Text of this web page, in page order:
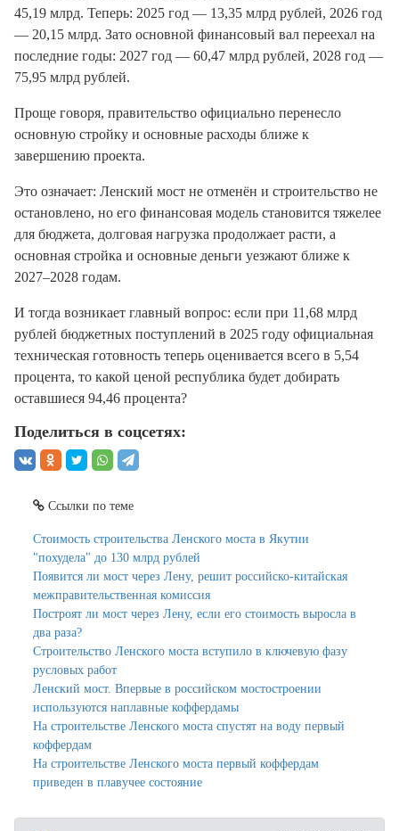
45,19 млрд. Теперь: 2025 год — 13,35 млрд рублей, 2026 год
— 20,15 млрд. Зато основной финансовый вал переехал на
последние годы: 2027 год — 60,47 млрд рублей, 2028 год —
75,95 млрд рублей.
Проще говоря, правительство официально перенесло
основную стройку и основные расходы ближе к
завершению проекта.
Это означает: Ленский мост не отменён и строительство не
остановлено, но его финансовая модель становится тяжелее
для бюджета, долговая нагрузка продолжает расти, а
основная стройка и основные деньги уезжают ближе к
2027–2028 годам.
И тогда возникает главный вопрос: если при 11,68 млрд
рублей бюджетных поступлений в 2025 году официальная
техническая готовность теперь оценивается всего в 5,54
процента, то какой ценой республика будет добирать
оставшиеся 94,46 процента?
Поделиться в соцсетях:
Ссылки по теме
Стоимость строительства Ленского моста в Якутии
"похудела" до 130 млрд рублей
Появится ли мост через Лену, решит российско-китайская
межправительственная комиссия
Построят ли мост через Лену, если его стоимость выросла в
два раза?
Строительство Ленского моста вступило в ключевую фазу
русловых работ
Ленский мост. Впервые в российском мостостроении
используются наплавные коффердамы
На строительстве Ленского моста спустят на воду первый
коффердам
На строительстве Ленского моста первый коффердам
приведен в плавучее состояние